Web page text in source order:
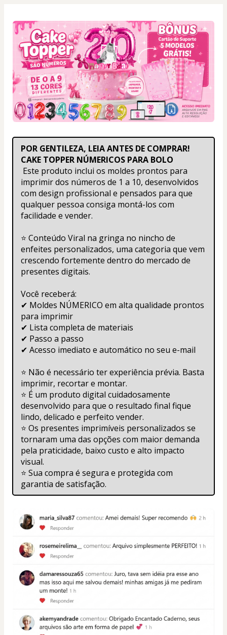
POR GENTILEZA, LEIA ANTES DE COMPRAR!
CAKE TOPPER NÚMERICOS PARA BOLO
Este produto inclui os moldes prontos para
imprimir dos números de 1 a 10, desenvolvidos
com design profissional e pensados para que
qualquer pessoa consiga montá-los com
facilidade e vender.
⭐ Conteúdo Viral na gringa no nincho de
enfeites personalizados, uma categoria que vem
crescendo fortemente dentro do mercado de
presentes digitais.
Você receberá:
✔ Moldes NÚMERICO em alta qualidade prontos
para imprimir
✔ Lista completa de materiais
✔ Passo a passo
✔ Acesso imediato e automático no seu e-mail
⭐ Não é necessário ter experiência prévia. Basta
imprimir, recortar e montar.
⭐ É um produto digital cuidadosamente
desenvolvido para que o resultado final fique
lindo, delicado e perfeito vender.
⭐ Os presentes imprimíveis personalizados se
tornaram uma das opções com maior demanda
pela praticidade, baixo custo e alto impacto
visual.
⭐ Sua compra é segura e protegida com
garantia de satisfação.